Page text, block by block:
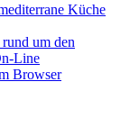
Küche
um den
Line
Browser